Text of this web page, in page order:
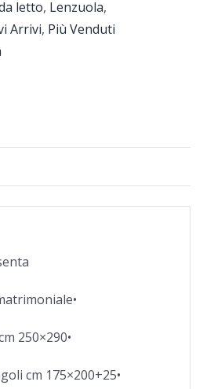
letto, Lenzuola,
Arrivi, Più Venduti
250×290•
cm 175×200+25•